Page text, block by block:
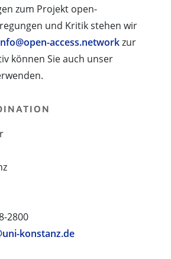
zum Projekt open-
und Kritik stehen wir
access.networkzur
können Sie auch unser
2800
konstanz.de